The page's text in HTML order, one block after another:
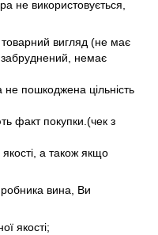
не використовується,
товарний вигляд (не має
забруднений, немає
пошкоджена цільність
факт покупки.(чек з
а також якщо
вина, Ви
якості;